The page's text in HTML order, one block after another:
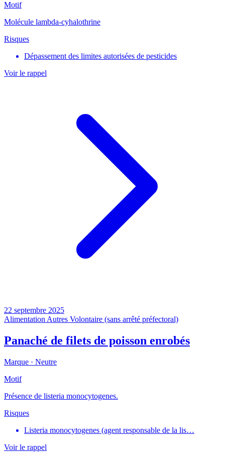
Motif
Molécule lambda-cyhalothrine
Risques
Dépassement des limites autorisées de pesticides
Voir le rappel
22 septembre 2025
Alimentation Autres Volontaire (sans arrêté préfectoral)
Panaché de filets de poisson enrobés
Marque · Neutre
Motif
Présence de listeria monocytogenes.
Risques
Listeria monocytogenes (agent responsable de la lis…
Voir le rappel